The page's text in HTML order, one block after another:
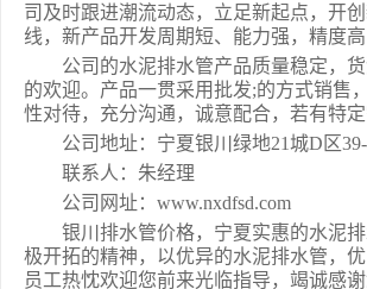
司及时跟进潮流动态，立足新起点，开
线，新产品开发周期短、能力强，精度
公司的水泥排水管产品质量稳定，
的欢迎。产品一贯采用批发;的方式销售
性对待，充分沟通，诚意配合，若有特
公司地址：宁夏银川绿地21城D区
联系人：朱经理
公司网址：www.nxdfsd.com
银川排水管价格，宁夏实惠的水泥
极开拓的精神，以优异的水泥排水管，
员工热忱欢迎您前来光临指导，竭诚感